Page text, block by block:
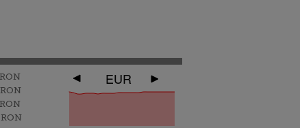
RON
RON
RON
RON
EUR